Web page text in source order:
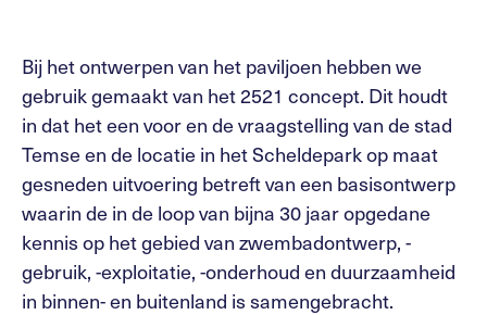
Bij het ontwerpen van het paviljoen hebben we
gebruik gemaakt van het 2521 concept. Dit houdt
in dat het een voor en de vraagstelling van de stad
Temse en de locatie in het Scheldepark op maat
gesneden uitvoering betreft van een basisontwerp
waarin de in de loop van bijna 30 jaar opgedane
kennis op het gebied van zwembadontwerp, -
gebruik, -exploitatie, -onderhoud en duurzaamheid
in binnen- en buitenland is samengebracht.